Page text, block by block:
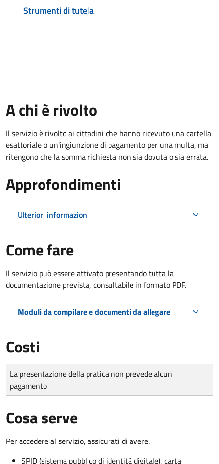
Strumenti di tutela
A chi è rivolto
Il servizio è rivolto ai cittadini che hanno ricevuto una cartella
esattoriale o un'ingiunzione di pagamento per una multa, ma
ritengono che la somma richiesta non sia dovuta o sia errata.
Approfondimenti
Ulteriori informazioni
Come fare
Il servizio può essere attivato presentando tutta la
documentazione prevista, consultabile in formato PDF.
Moduli da compilare e documenti da allegare
Costi
Tipo di pagamento
Importo
La presentazione della pratica non prevede alcun
pagamento
Cosa serve
Per accedere al servizio, assicurati di avere:
SPID (sistema pubblico di identità digitale), carta